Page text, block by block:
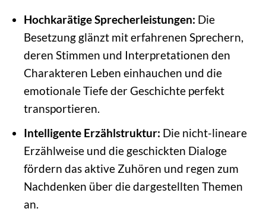
Hochkarätige Sprecherleistungen: Die
Besetzung glänzt mit erfahrenen Sprechern,
deren Stimmen und Interpretationen den
Charakteren Leben einhauchen und die
emotionale Tiefe der Geschichte perfekt
transportieren.
Intelligente Erzählstruktur: Die nicht-lineare
Erzählweise und die geschickten Dialoge
fördern das aktive Zuhören und regen zum
Nachdenken über die dargestellten Themen
an.